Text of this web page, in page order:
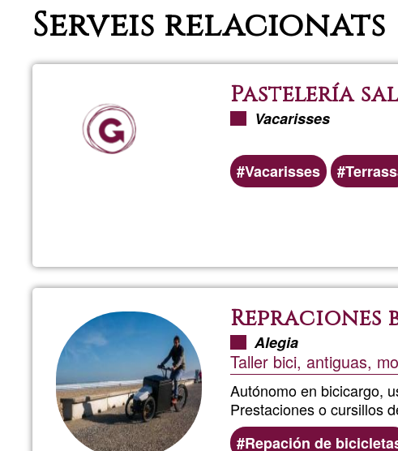
Serveis relacionats
Pastelería
Vacarisses
Vacarisses
Repraciones
Alegia
Taller bici, antiguas,
Autónomo en bicicargo,
Prestaciones o cursillos
Repación de